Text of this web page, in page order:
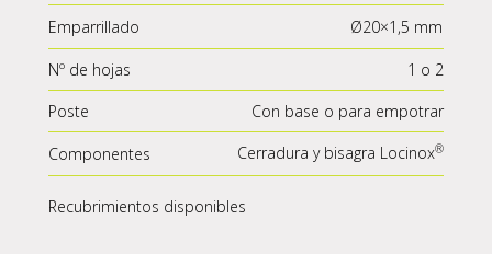
Emparrillado Ø20×1,5 mm
Nº de hojas
1 o 2
Poste
Con base o para empotrar
Componentes Cerradura y bisagra Locinox
Recubrimientos disponibles